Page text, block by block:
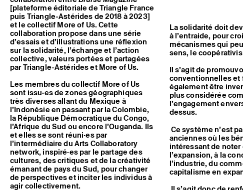
[plateforme éditoriale de Triangle France
puis Triangle-Astérides de 2018 à 2023]
et le collectif More of Us. Cette
collaboration propose dans une série
d’essais et d’illustrations une réflexion
sur la solidarité, l’échange et l’action
collective, valeurs portées et partagées
par Triangle-Astérides et More of Us.
Les membres du collectif More of Us
sont issu·es de zones géographiques
très diverses allant du Mexique à
l’Indonésie en passant par la Colombie,
la République Démocratique du Congo,
l’Afrique du Sud ou encore l’Ouganda. Ils
et elles se sont réuni·es par
l’intermédiaire du Arts Collaboratory
network, inspiré·es par le partage des
cultures, des critiques et de la créativité
émanant de pays du Sud, pour changer
de perspectives et inciter les individus à
agir collectivement.
La solidarité doit
à l’entraide, pour
mécanismes qui
sens, le
Il s’agit de
conventionnelles et
également être
plus considérée
l’engagement
dessus.
Ce système n’est
anciennes où les
intéressant de
l’expansion, à la
l’industrie, du
capitalisme en